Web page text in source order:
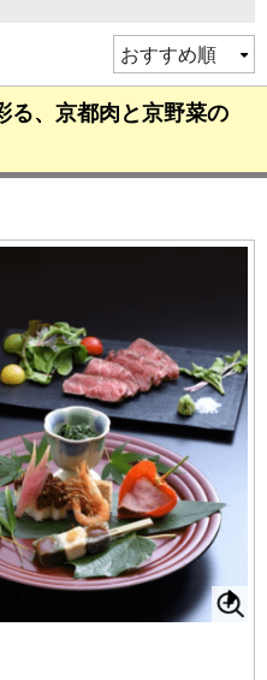
る、京都肉と京野菜の